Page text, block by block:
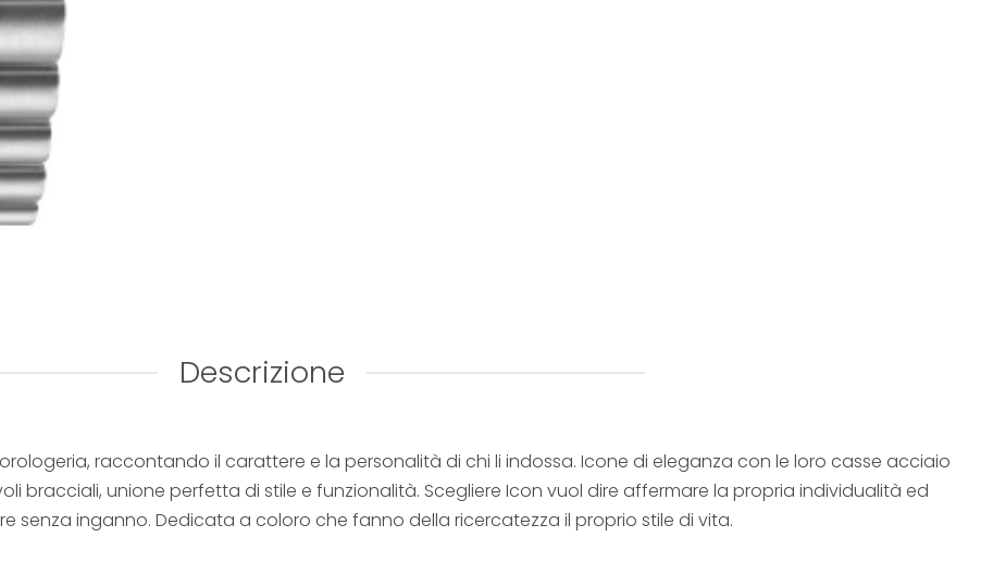
Descrizione
raccontando il carattere e la personalità di chi li indossa. Icone di eleganza con le loro casse acciaio
bracciali, unione perfetta di stile e funzionalità. Scegliere Icon vuol dire affermare la propria individualità ed
senza inganno. Dedicata a coloro che fanno della ricercatezza il proprio stile di vita.